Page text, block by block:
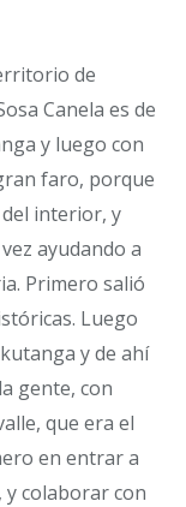
de
Canela es de
y luego con
faro, porque
interior, y
ayudando a
Primero salió
Luego
y de ahí
gente, con
que era el
en entrar a
colaborar con